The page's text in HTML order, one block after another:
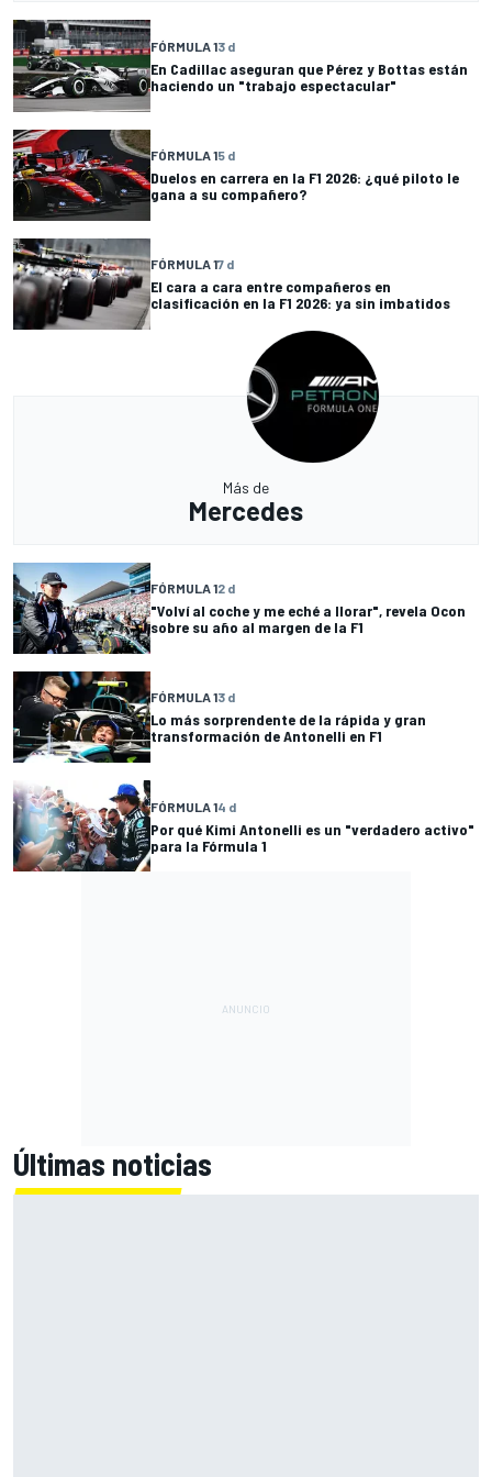
FÓRMULA 13 d
En Cadillac aseguran que Pérez y Bottas están
haciendo un "trabajo espectacular"
FÓRMULA 15 d
Duelos en carrera en la F1 2026: ¿qué piloto le
gana a su compañero?
FÓRMULA 17 d
El cara a cara entre compañeros en
clasificación en la F1 2026: ya sin imbatidos
Más de
Mercedes
FÓRMULA 12 d
"Volví al coche y me eché a llorar", revela Ocon
sobre su año al margen de la F1
FÓRMULA 13 d
Lo más sorprendente de la rápida y gran
transformación de Antonelli en F1
FÓRMULA 14 d
Por qué Kimi Antonelli es un "verdadero activo"
para la Fórmula 1
Últimas noticias